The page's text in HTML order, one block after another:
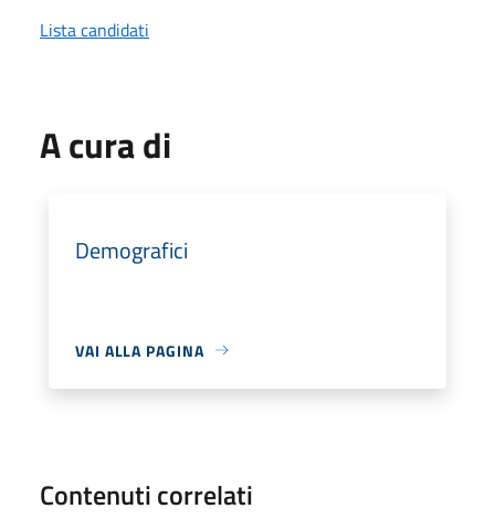
Lista candidati
A cura di
Demografici
VAI ALLA PAGINA
Contenuti correlati